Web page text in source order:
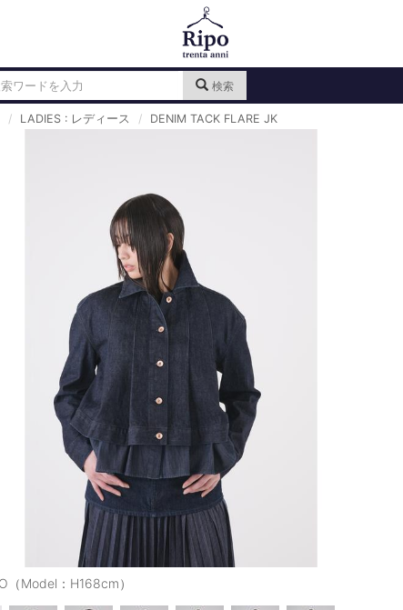
検索
LADIES : レディース DENIM TACK FLARE JK
（Model：H168cm）